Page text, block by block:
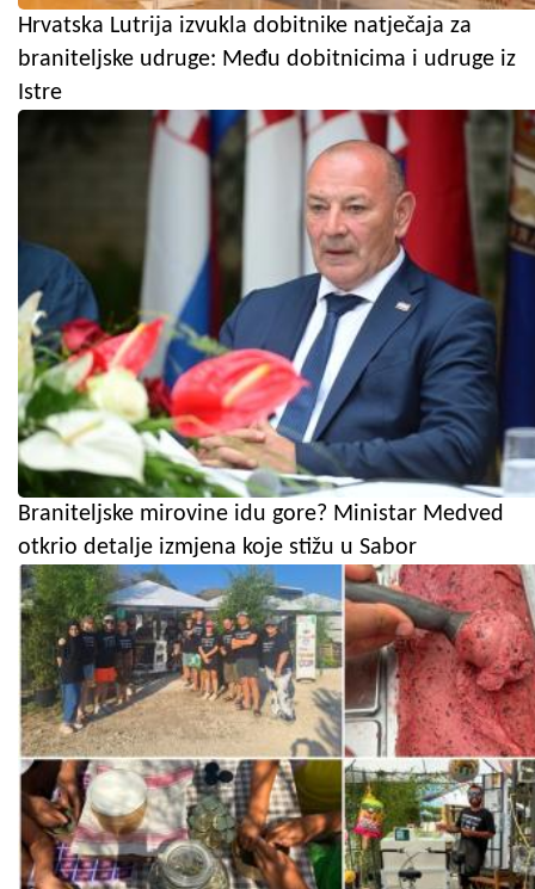
Hrvatska Lutrija izvukla dobitnike natječaja za
braniteljske udruge: Među dobitnicima i udruge iz
Istre
Braniteljske mirovine idu gore? Ministar Medved
otkrio detalje izmjena koje stižu u Sabor